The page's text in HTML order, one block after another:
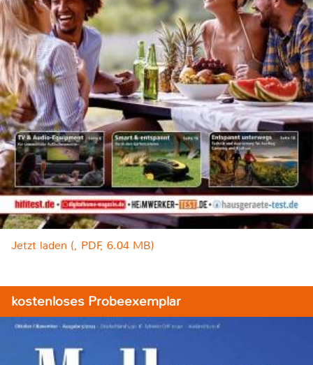
Jetzt laden (, PDF, 6.04 MB)
kostenloses Probeexemplar